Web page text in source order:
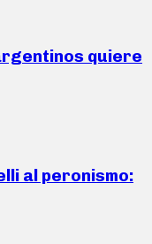
quiere
al peronismo: